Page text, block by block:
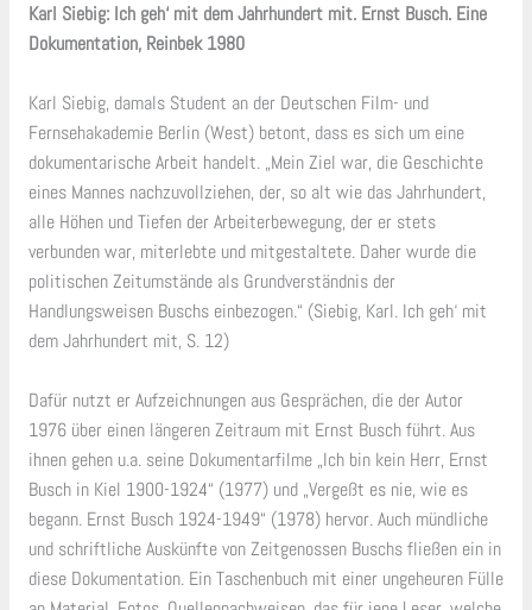
Karl Siebig: Ich geh‘ mit dem Jahrhundert mit. Ernst Busch. Eine
Dokumentation, Reinbek 1980
Karl Siebig, damals Student an der Deutschen Film- und
Fernsehakademie Berlin (West) betont, dass es sich um eine
dokumentarische Arbeit handelt. „Mein Ziel war, die Geschichte
eines Mannes nachzuvollziehen, der, so alt wie das Jahrhundert,
alle Höhen und Tiefen der Arbeiterbewegung, der er stets
verbunden war, miterlebte und mitgestaltete. Daher wurde die
politischen Zeitumstände als Grundverständnis der
Handlungsweisen Buschs einbezogen.“ (Siebig, Karl. Ich geh‘ mit
dem Jahrhundert mit, S. 12)
Dafür nutzt er Aufzeichnungen aus Gesprächen, die der Autor
1976 über einen längeren Zeitraum mit Ernst Busch führt. Aus
ihnen gehen u.a. seine Dokumentarfilme „Ich bin kein Herr, Ernst
Busch in Kiel 1900-1924“ (1977) und „Vergeßt es nie, wie es
begann. Ernst Busch 1924-1949“ (1978) hervor. Auch mündliche
und schriftliche Auskünfte von Zeitgenossen Buschs fließen ein in
diese Dokumentation. Ein Taschenbuch mit einer ungeheuren Fülle